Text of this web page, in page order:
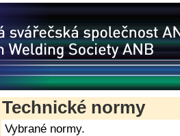
Technické normy
Vybrané normy.